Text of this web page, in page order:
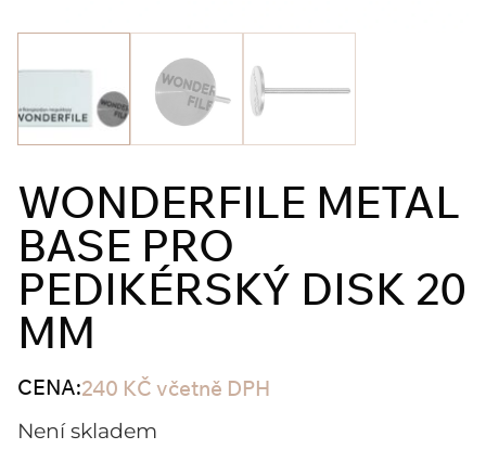
WONDERFILE METAL
BASE PRO
PEDIKÉRSKÝ DISK 20
MM
CENA:240 KČ včetně DPH
Není skladem